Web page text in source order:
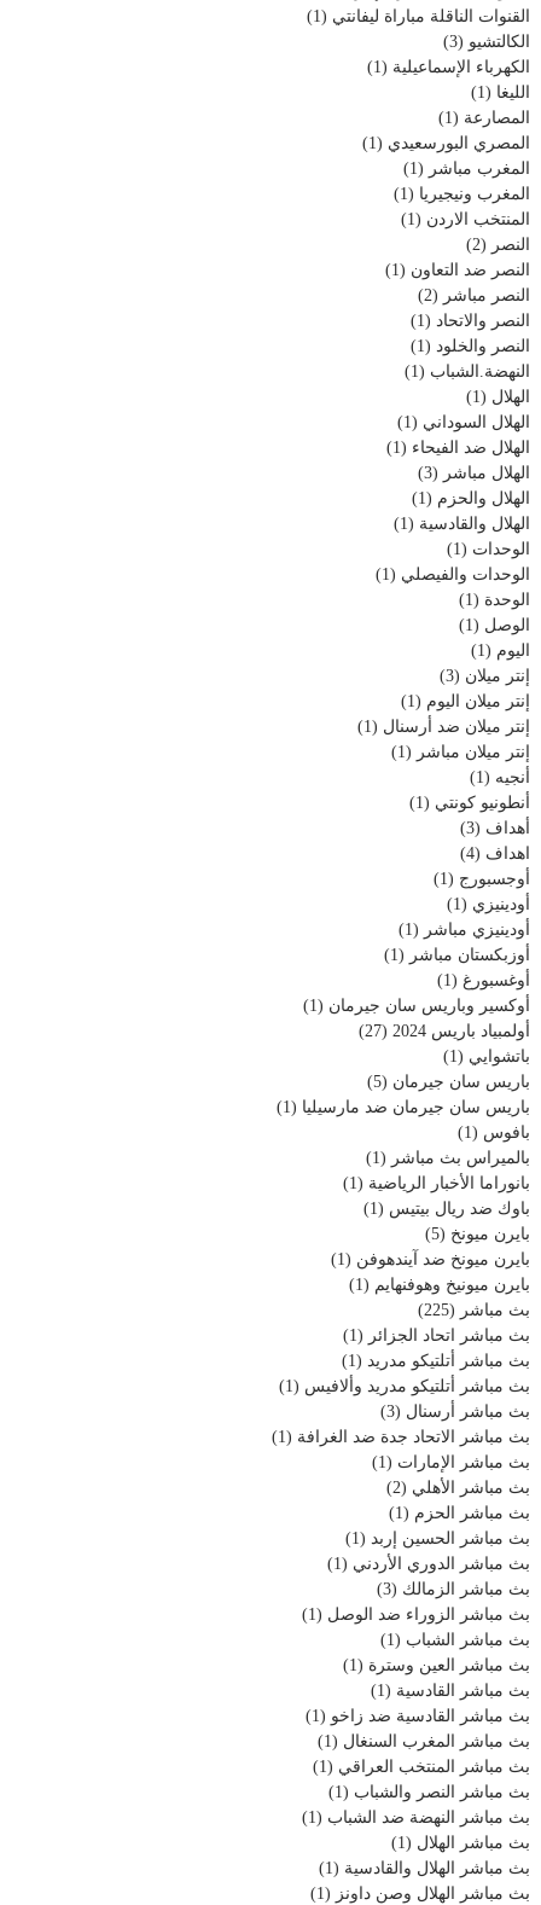
القنوات الناقلة مباراة ليفانتي (1)
الكالتشيو (3)
الكهرباء الإسماعيلية (1)
الليغا (1)
المصارعة (1)
المصري البورسعيدي (1)
المغرب مباشر (1)
المغرب ونيجيريا (1)
المنتخب الاردن (1)
النصر (2)
النصر ضد التعاون (1)
النصر مباشر (2)
النصر والاتحاد (1)
النصر والخلود (1)
النهضة.الشباب (1)
الهلال (1)
الهلال السوداني (1)
الهلال ضد الفيحاء (1)
الهلال مباشر (3)
الهلال والحزم (1)
الهلال والقادسية (1)
الوحدات (1)
الوحدات والفيصلي (1)
الوحدة (1)
الوصل (1)
اليوم (1)
إنتر ميلان (3)
إنتر ميلان اليوم (1)
إنتر ميلان ضد أرسنال (1)
إنتر ميلان مباشر (1)
أنجيه (1)
أنطونيو كونتي (1)
أهداف (3)
اهداف (4)
أوجسبورج (1)
أودينيزي (1)
أودينيزي مباشر (1)
أوزبكستان مباشر (1)
أوغسبورغ (1)
أوكسير وباريس سان جيرمان (1)
أولمبياد باريس 2024
(27)
باتشوايي (1)
باريس سان جيرمان (5)
باريس سان جيرمان ضد مارسيليا (1)
بافوس (1)
بالميراس بث مباشر (1)
بانوراما الأخبار الرياضية (1)
باوك ضد ريال بيتيس (1)
بايرن ميونخ (5)
بايرن ميونخ ضد آيندهوفن (1)
بايرن ميونيخ وهوفنهايم (1)
بث مباشر (225)
بث مباشر اتحاد الجزائر (1)
بث مباشر أتلتيكو مدريد (1)
بث مباشر أتلتيكو مدريد وألافيس (1)
بث مباشر أرسنال (3)
بث مباشر الاتحاد جدة ضد الغرافة (1)
بث مباشر الإمارات (1)
بث مباشر الأهلي (2)
بث مباشر الحزم (1)
بث مباشر الحسين إربد (1)
بث مباشر الدوري الأردني (1)
بث مباشر الزمالك (3)
بث مباشر الزوراء ضد الوصل (1)
بث مباشر الشباب (1)
بث مباشر العين وسترة (1)
بث مباشر القادسية (1)
بث مباشر القادسية ضد زاخو (1)
بث مباشر المغرب السنغال (1)
بث مباشر المنتخب العراقي (1)
بث مباشر النصر والشباب (1)
بث مباشر النهضة ضد الشباب (1)
بث مباشر الهلال (1)
بث مباشر الهلال والقادسية (1)
بث مباشر الهلال وصن داونز (1)